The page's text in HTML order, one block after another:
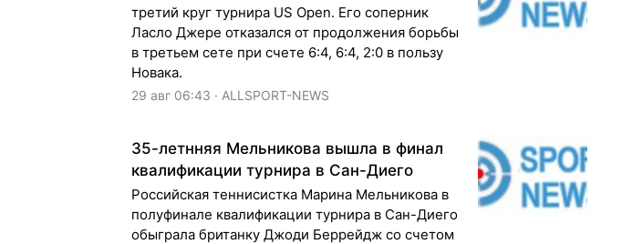
третий круг турнира US Open. Его соперник
Ласло Джере отказался от продолжения борьбы
в третьем сете при счете 6:4, 6:4, 2:0 в пользу
Новака.
29 авг 06:43 · ALLSPORT-NEWS
35-летнняя Мельникова вышла в финал
квалификации турнира в Сан-Диего
Российская теннисистка Марина Мельникова в
полуфинале квалификации турнира в Сан-Диего
обыграла британку Джоди Беррейдж со счетом